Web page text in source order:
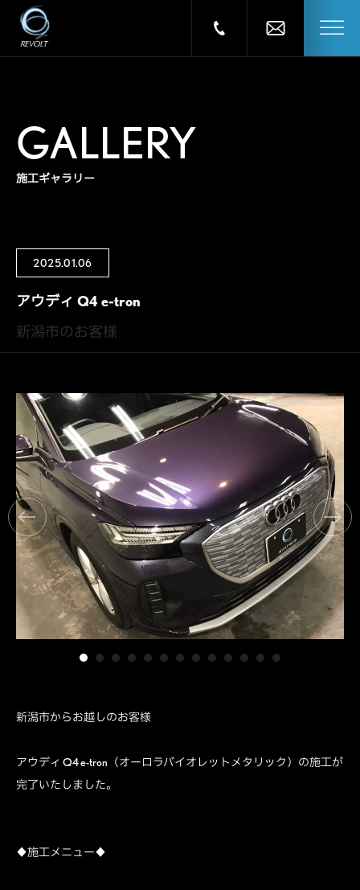
GALLERY
施工ギャラリー
2025.01.06
アウディ Q4 e-tron
新潟市のお客様
新潟市からお越しのお客様
アウディ Q4 e-tron（オーロラバイオレットメタリック）の施工が
完了いたしました。
♦︎施工メニュー♦︎